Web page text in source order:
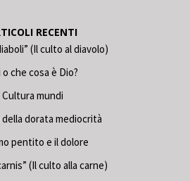
RECENTI
(Il culto al diavolo)
o che cosa è Dio?
Cultura mundi
della dorata mediocrità
pentito e il dolore
(Il culto alla carne)